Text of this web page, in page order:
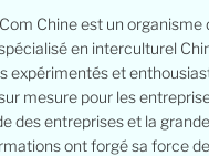
Chine est un
en interculturel
expérimentés et
mesure pour les
des entreprises et la
ont forgé sa force